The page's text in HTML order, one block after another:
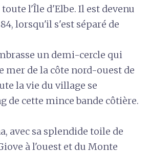
l'Île d'Elbe. Il est devenu
lorsqu'il s'est séparé de
un demi-cercle qui
mer de la côte nord-ouest de
la vie du village se
de cette mince bande côtière.
avec sa splendide toile de
à l'ouest et du Monte